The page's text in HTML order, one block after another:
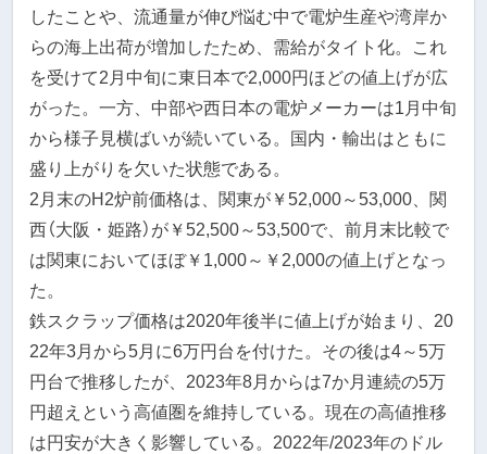
したことや、流通量が伸び悩む中で電炉生産や湾岸か
らの海上出荷が増加したため、需給がタイト化。これ
を受けて2月中旬に東日本で2,000円ほどの値上げが広
がった。一方、中部や西日本の電炉メーカーは1月中旬
から様子見横ばいが続いている。国内・輸出はともに
盛り上がりを欠いた状態である。
2月末のH2炉前価格は、関東が￥52,000～53,000、関
西（大阪・姫路）が￥52,500～53,500で、前月末比較で
は関東においてほぼ￥1,000～￥2,000の値上げとなっ
た。
鉄スクラップ価格は2020年後半に値上げが始まり、20
22年3月から5月に6万円台を付けた。その後は4～5万
円台で推移したが、2023年8月からは7か月連続の5万
円超えという高値圏を維持している。現在の高値推移
は円安が大きく影響している。2022年/2023年のドル